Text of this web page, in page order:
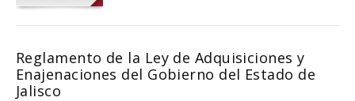
Reglamento de la Ley de Adquisiciones y
Enajenaciones del Gobierno del Estado de
Jalisco